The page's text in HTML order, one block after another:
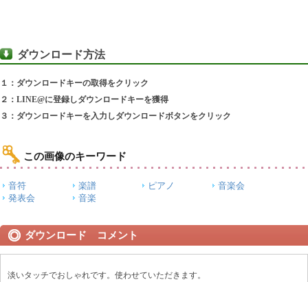
ダウンロード方法
１：ダウンロードキーの取得をクリック
２：LINE@に登録しダウンロードキーを獲得
３：ダウンロードキーを入力しダウンロードボタンをクリック
この画像のキーワード
音符 楽譜 ピアノ
音楽会
発表会
音楽
ダウンロード コメント
淡いタッチでおしゃれです。使わせていただきます。